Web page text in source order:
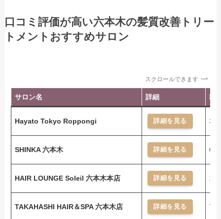
口コミ評価が高い六本木の髪質改善トリー
トメントおすすめサロン
スクロールできます
サロン名 詳細 料
Hayato Tokyo Roppongi 詳細を見る
SHINKA 六本木 詳細を見る
HAIR LOUNGE Soleil 六本木本店 詳細を見る
TAKAHASHI HAIR＆SPA 六本木店 詳細を見る